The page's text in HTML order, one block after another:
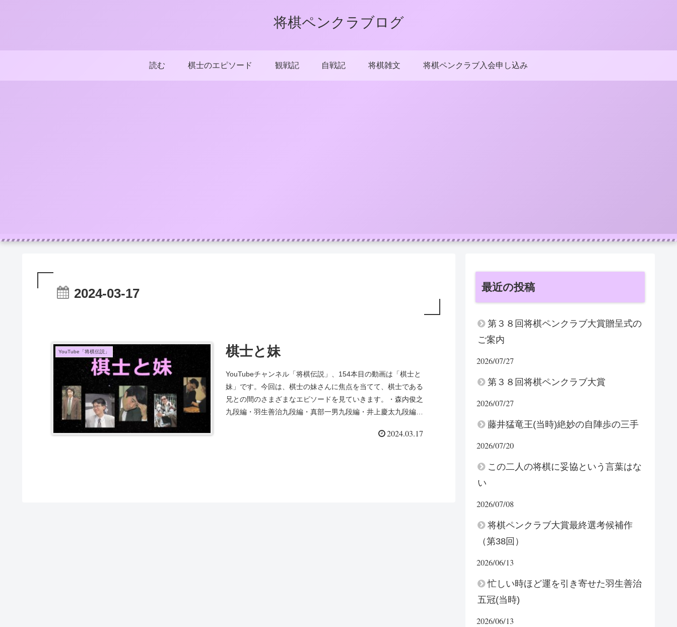
将棋ペンクラブログ
読む 棋士のエピソード 観戦記 自戦記 将棋雑文 将棋ペンクラブ入会申し込み
2024-03-17
YouTube「将棋伝説」 棋士と妹
YouTubeチャンネル「将棋伝説」、154本目の動画は「棋士と
妹」です。今回は、棋士の妹さんに焦点を当てて、棋士である
兄との間のさまざまなエピソードを見ていきます。・森内俊之
九段編・羽生善治九段編・真部一男九段編・井上慶太九段編・
2024.03.17
最近の投稿
第３８回将棋ペンクラブ大賞贈呈式の
ご案内
2026/07/27
第３８回将棋ペンクラブ大賞
2026/07/27
藤井猛竜王(当時)絶妙の自陣歩の三手
2026/07/20
この二人の将棋に妥協という言葉はな
い
2026/07/08
将棋ペンクラブ大賞最終選考候補作
（第38回）
2026/06/13
忙しい時ほど運を引き寄せた羽生善治
五冠(当時)
2026/06/13